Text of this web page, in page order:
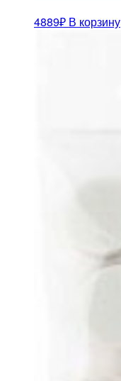
4889₽ В корзину